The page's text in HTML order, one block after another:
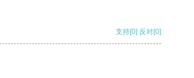
支持[0] 反对[0]